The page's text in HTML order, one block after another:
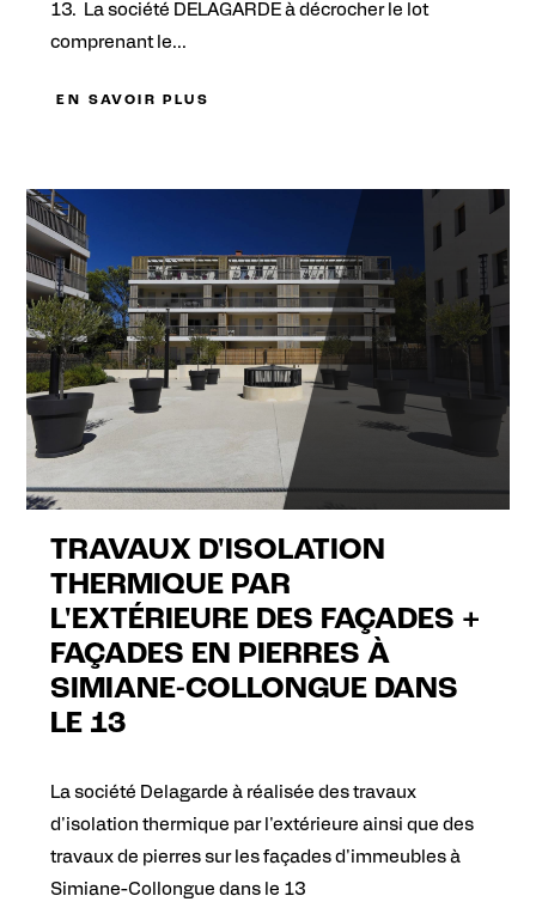
13. La société DELAGARDE à décrocher le lot
comprenant le...
EN SAVOIR PLUS
TRAVAUX D'ISOLATION
THERMIQUE PAR
L'EXTÉRIEURE DES FAÇADES +
FAÇADES EN PIERRES À
SIMIANE-COLLONGUE DANS
LE 13
La société Delagarde à réalisée des travaux
d'isolation thermique par l'extérieure ainsi que des
travaux de pierres sur les façades d'immeubles à
Simiane-Collongue dans le 13